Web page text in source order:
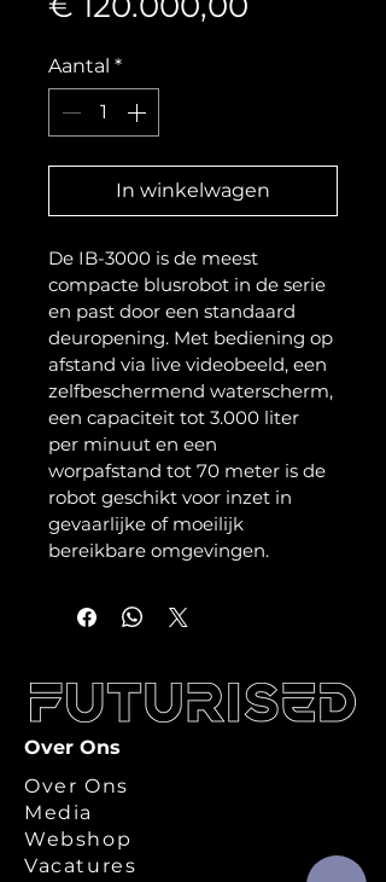
Aantal *
In winkelwagen
De IB-3000 is de meest
compacte blusrobot in de serie
en past door een standaard
deuropening. Met bediening op
afstand via live videobeeld, een
zelfbeschermend waterscherm,
een capaciteit tot 3.000 liter
per minuut en een
worpafstand tot 70 meter is de
robot geschikt voor inzet in
gevaarlijke of moeilijk
bereikbare omgevingen.
Over Ons
Over Ons
Media
Webshop
Vacatures